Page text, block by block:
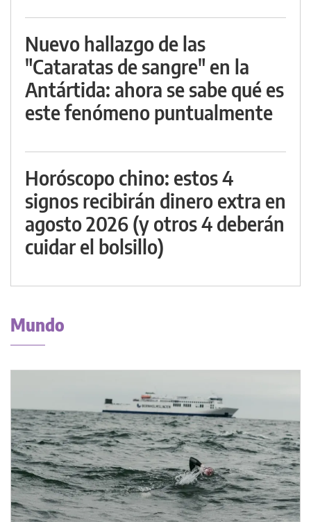
Nuevo hallazgo de las
"Cataratas de sangre" en la
Antártida: ahora se sabe qué es
este fenómeno puntualmente
Horóscopo chino: estos 4
signos recibirán dinero extra en
agosto 2026 (y otros 4 deberán
cuidar el bolsillo)
Mundo